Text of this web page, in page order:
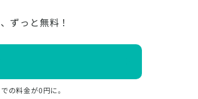
ずっと無料！
の料金が0円に。